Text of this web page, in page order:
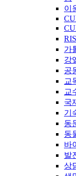
이
가
강
공
교
교
국
기
동
동
바
발
상